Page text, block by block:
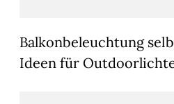
Balkonbeleuchtung
Ideen für